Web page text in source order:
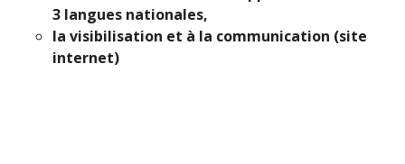
3 langues nationales,
la visibilisation et à la communication (site
internet)